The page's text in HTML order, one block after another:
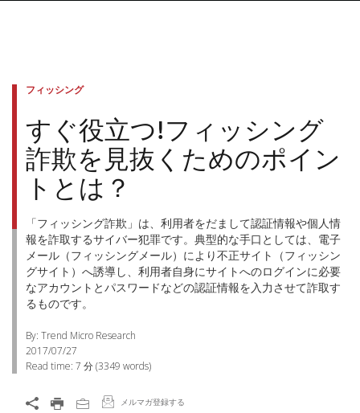
フィッシング
すぐ役立つ!フィッシング
詐欺を見抜くためのポイン
トとは？
「フィッシング詐欺」は、利用者をだまして認証情報や個人情
報を詐取するサイバー犯罪です。典型的な手口としては、電子
メール（フィッシングメール）により不正サイト（フィッシン
グサイト）へ誘導し、利用者自身にサイトへのログインに必要
なアカウントとパスワードなどの認証情報を入力させて詐取す
るものです。
By: Trend Micro Research
2017/07/27
Read time: 7 分(3349 words)
メルマガ登録する